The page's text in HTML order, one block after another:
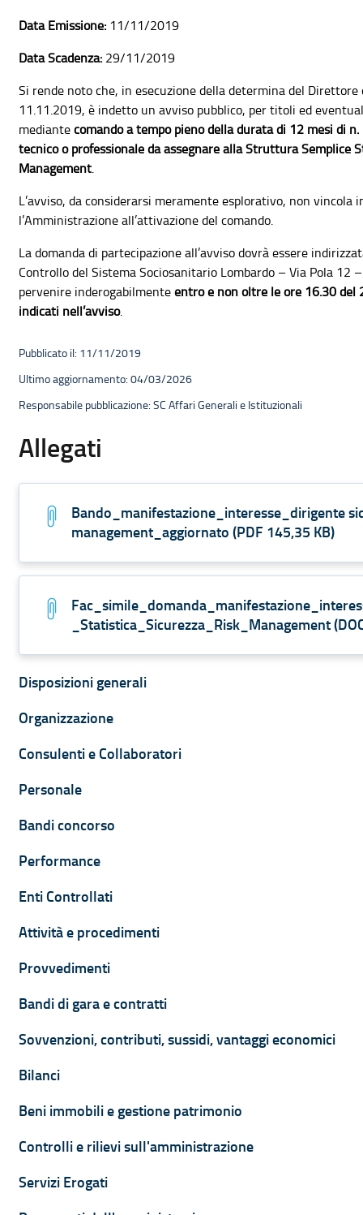
Data Emissione: 11/11/2019
Data Scadenza: 29/11/2019
Si rende noto che, in esecuzione della determina del Direttore
11.11.2019, è indetto un avviso pubblico, per titoli ed
mediantecomando a tempo pieno della durata di 12 mesi di
tecnico o professionale da assegnare alla Struttura Semplice
Management.
L’avviso, da considerarsi meramente esplorativo, non vincola
l’Amministrazione all’attivazione del comando.
La domanda di partecipazione all’avviso dovrà essere
Controllo del Sistema Sociosanitario Lombardo – Via Pola 12
pervenire inderogabilmente entro e non oltre le ore 16.30 del
indicati nell’avviso.
Pubblicato il: 11/11/2019
Ultimo aggiornamento: 04/03/2026
Responsabile pubblicazione: SC Affari Generali e Istituzionali
Allegati
Bando_manifestazione_interesse_dirigente
management_aggiornato (PDF 145,35 KB)
_Statistica_Sicurezza_Risk_Management(
Navigazione contestuale di
Disposizioni generali
Organizzazione
Consulenti e Collaboratori
Personale
Bandi concorso
Performance
Enti Controllati
Attività e procedimenti
Provvedimenti
Bandi di gara e contratti
Sovvenzioni, contributi, sussidi, vantaggi economici
Bilanci
Beni immobili e gestione patrimonio
Controlli e rilievi sull'amministrazione
Servizi Erogati